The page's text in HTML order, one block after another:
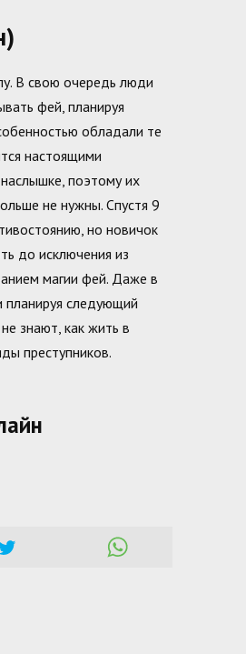
В свою очередь люди
фей, планируя
обладали те
настоящими
поэтому их
не нужны. Спустя 9
но новичок
до исключения из
магии фей. Даже в
планируя следующий
знают, как жить в
преступников.